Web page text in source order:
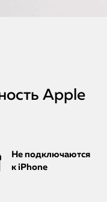
Apple
Не подключаются
к iPhone